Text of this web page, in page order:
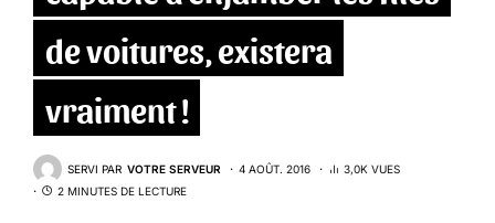
de voitures, existera
vraiment !
SERVI PAR VOTRE SERVEUR 4 AOÛT. 2016
3,0K VUES
2 MINUTES DE LECTURE